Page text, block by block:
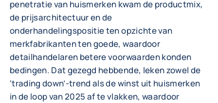
penetratie van huismerken kwam de productmix,
de prijsarchitectuur en de
onderhandelingspositie ten opzichte van
merkfabrikanten ten goede, waardoor
detailhandelaren betere voorwaarden konden
bedingen. Dat gezegd hebbende, leken zowel de
‘trading down’-trend als de winst uit huismerken
in de loop van 2025 af te vlakken, waardoor